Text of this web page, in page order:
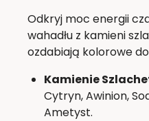
Odkryj moc energii
wahadłu z kamieni
ozdabiają kolorowe
Kamienie
Cytryn, Awinion,
Ametyst.